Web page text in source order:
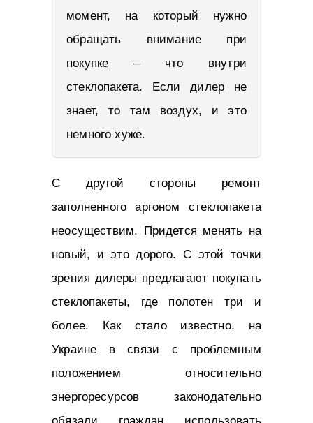
момент, на который нужно
обращать внимание при
покупке – что внутри
стеклопакета. Если дилер не
знает, то там воздух, и это
немного хуже.
С другой стороны ремонт
заполненного аргоном стеклопакета
неосуществим. Придется менять на
новый, и это дорого. С этой точки
зрения дилеры предлагают покупать
стеклопакеты, где полотен три и
более. Как стало известно, на
Украине в связи с проблемным
положением относительно
энергоресурсов законодательно